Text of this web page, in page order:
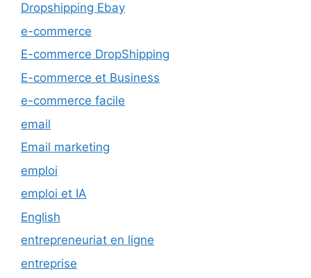
Dropshipping Ebay
e-commerce
E-commerce DropShipping
E-commerce et Business
e-commerce facile
email
Email marketing
emploi
emploi et IA
English
entrepreneuriat en ligne
entreprise